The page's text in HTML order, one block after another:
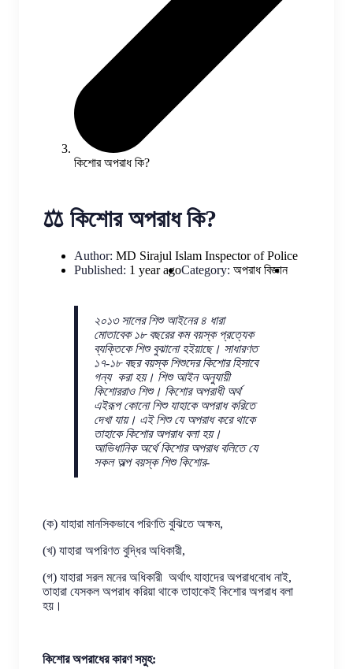
কিশোর অপরাধ কি?
⚖️ কিশোর অপরাধ কি?
Author: MD Sirajul Islam Inspector of Police
Published: 1 year agoCategory: অপরাধ বিজ্ঞান
২০১৩ সালের শিশু আইনের ৪ ধারা
মোতাবেক ১৮ বছরের কম বয়স্ক প্রত্যেক
ব্যক্তিকে শিশু বুঝানো হইয়াছে। সাধারণত
১৭-১৮ বছর বয়স্ক শিশুদের কিশোর হিসাবে
গন্য করা হয়। শিশু আইন অনুযায়ী
কিশোররাও শিশু। কিশোর অপরাধী অর্থ
এইরূপ কোনো শিশু যাহাকে অপরাধ করিতে
দেখা যায়। এই শিশু যে অপরাধ করে থাকে
তাহাকে কিশোর অপরাধ বলা হয়।
আভিধানিক অর্থে কিশোর অপরাধ বলিতে যে
সকল অল্প বয়স্ক শিশু কিশোর-
(ক) যাহারা মানসিকভাবে পরিণতি বুঝিতে অক্ষম,
(খ) যাহারা অপরিণত বুদ্ধির অধিকারী,
(গ) যাহারা সরল মনের অধিকারী অর্থাৎ যাহাদের অপরাধবোধ নাই,
তাহারা যেসকল অপরাধ করিয়া থাকে তাহাকেই কিশোর অপরাধ বলা
হয়।
কিশোর অপরাধের কারণ সমুহ: